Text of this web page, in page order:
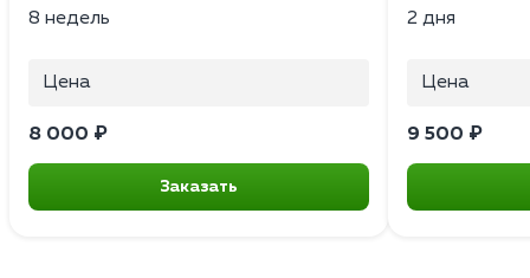
8 недель
Цена
8 000 ₽
Заказать
2 дня
Цена
9 500 ₽